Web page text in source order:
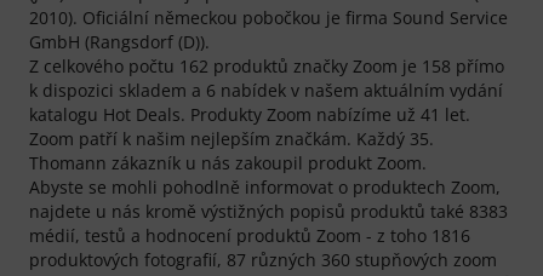
2010). Oficiální německou pobočkou je firma Sound Service
GmbH (Rangsdorf (D)).
Z celkového počtu 162 produktů značky Zoom je 158 přímo
k dispozici skladem a 6 nabídek v našem aktuálním vydání
katalogu Hot Deals. Produkty Zoom nabízíme už 41 let.
Zoom patří k našim nejlepším značkám. Každý 35.
Thomann zákazník u nás zakoupil produkt Zoom.
Abyste se mohli pohodlně informovat o produktech Zoom,
najdete u nás kromě výstižných popisů produktů také 8383
médií, testů a hodnocení produktů Zoom - z toho 1816
produktových fotografií, 87 různých 360 stupňových zoom